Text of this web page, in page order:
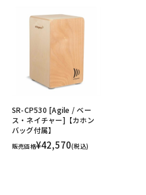
SR-CP530 [Agile / ベー
ス・ネイチャー]【カホン
バッグ付属】
販売価格¥42,570(税込)